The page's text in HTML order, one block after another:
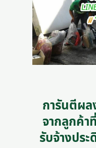
การันตีผล
จากลูกค้า
รับจ้างปร